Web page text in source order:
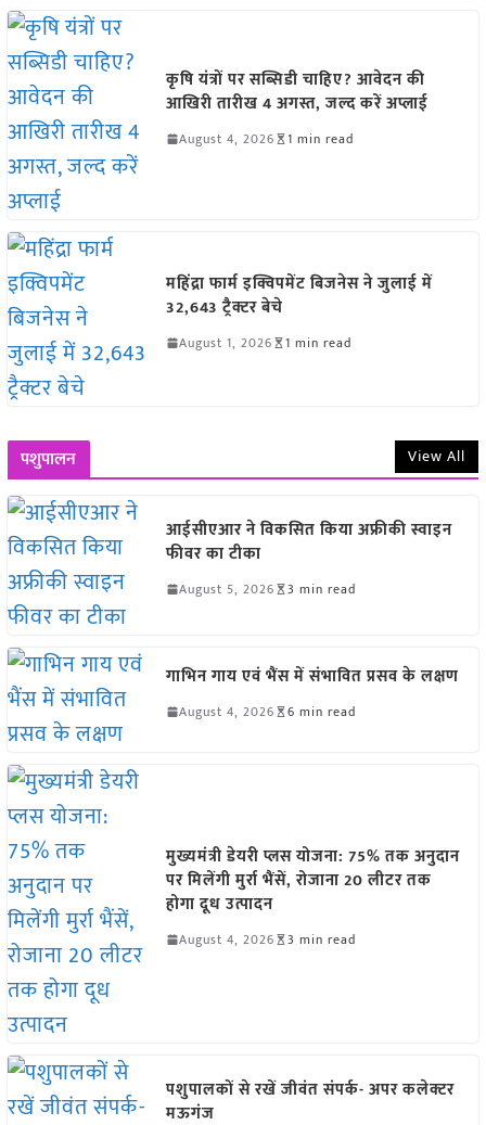
कृषि यंत्रों पर सब्सिडी चाहिए? आवेदन की
आखिरी तारीख 4 अगस्त, जल्द करें अप्लाई
August 4, 2026 1 min read
महिंद्रा फार्म इक्विपमेंट बिजनेस ने जुलाई में
32,643 ट्रैक्टर बेचे
August 1, 2026 1 min read
पशुपालन View All
आईसीएआर ने विकसित किया अफ्रीकी स्वाइन
फीवर का टीका
August 5, 2026 3 min read
गाभिन गाय एवं भैंस में संभावित प्रसव के लक्षण
August 4, 2026 6 min read
मुख्यमंत्री डेयरी प्लस योजना: 75% तक अनुदान
पर मिलेंगी मुर्रा भैंसें, रोजाना 20 लीटर तक
होगा दूध उत्पादन
August 4, 2026 3 min read
पशुपालकों से रखें जीवंत संपर्क- अपर कलेक्टर
मऊगंज